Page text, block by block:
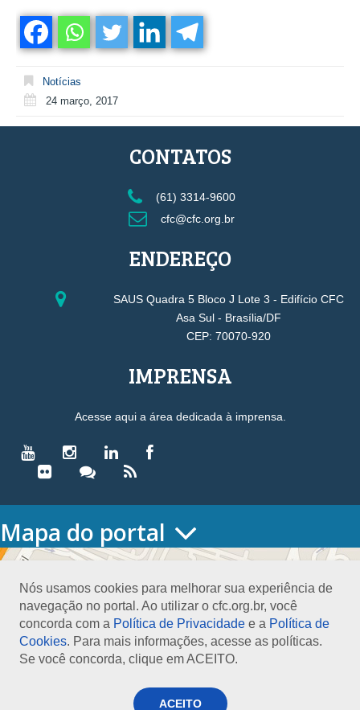
Notícias
24 março, 2017
Nós usamos cookies para melhorar sua experiência de
navegação no portal. Ao utilizar o cfc.org.br, você
concorda com a Política de Privacidade e a Política de
Cookies. Para mais informações, acesse as políticas.
Se você concorda, clique em ACEITO.
ACEITO
CONTATOS
(61) 3314-9600
cfc@cfc.org.br
ENDEREÇO
SAUS Quadra 5 Bloco J Lote 3 - Edifício CFC
Asa Sul - Brasília/DF
CEP: 70070-920
IMPRENSA
Acesse aqui a área dedicada à imprensa.
Mapa do portal
HOME
Conselho Diretor
Nossa Sede
Planejamento
Organograma
Medalha João Lyra